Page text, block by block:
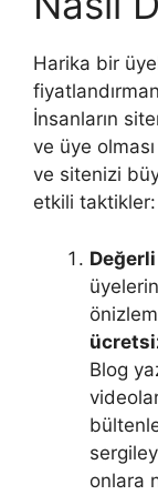
Harika bir
İnsanların
ve üye
ve sitenizi
etkili taktikler:
Blog
onlara